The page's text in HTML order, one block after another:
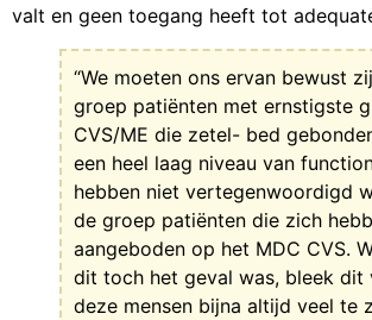
valt en geen toegang heeft tot
“We moeten ons ervan bewust
groep patiënten met ernstigste
CVS/ME die zetel- bed
een heel laag niveau van
hebben niet vertegenwoordigd
de groep patiënten die zich
aangeboden op het MDC CVS.
dit toch het geval was, bleek dit
deze mensen bijna altijd veel te